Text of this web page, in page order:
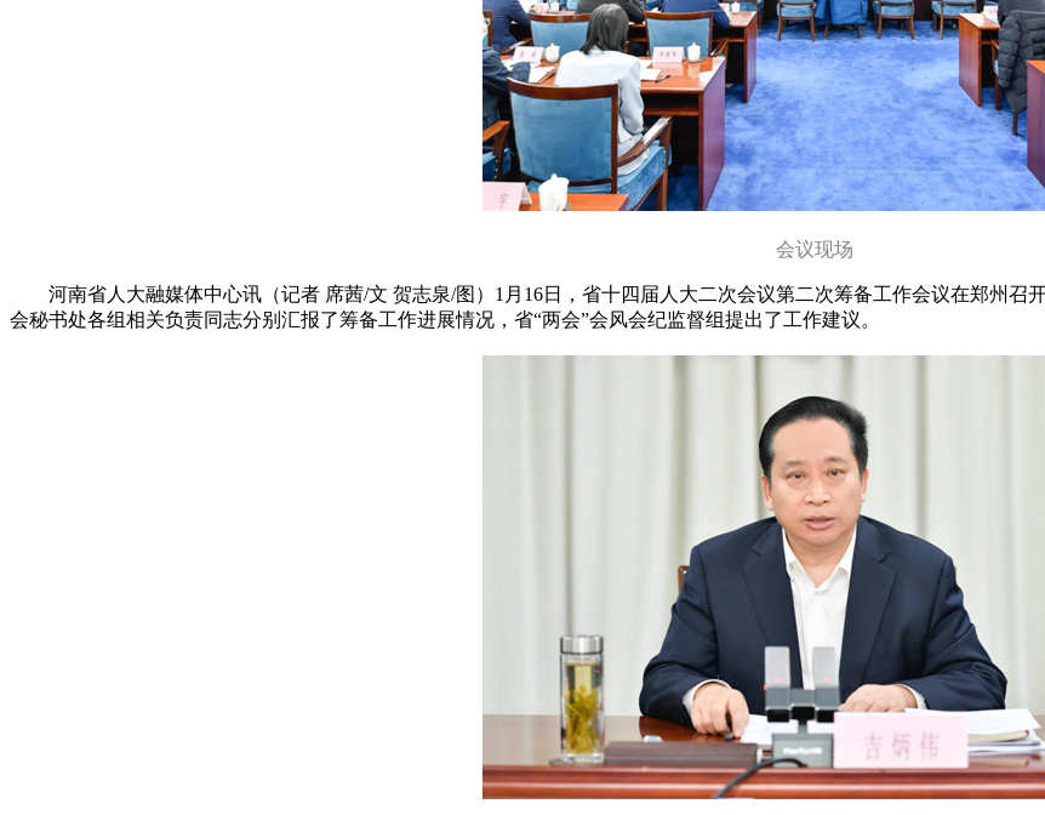
会议现场
河南省人大融媒体中心讯（记者 席茜/文 贺志泉/图）1月16日，省十四届人大二次会议第二次筹备工作会议在郑州召
会秘书处各组相关负责同志分别汇报了筹备工作进展情况，省“两会”会风会纪监督组提出了工作建议。